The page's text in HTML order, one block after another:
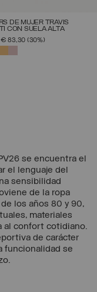
DE MUJER TRAVIS
CON SUELA ALTA
DE
€ 83,30 (30%)
se encuentra el
el lenguaje del
sensibilidad
de la ropa
los años 80 y 90,
materiales
al confort cotidiano.
de carácter
funcionalidad se